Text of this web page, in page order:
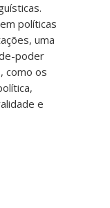
políticas
uma
poder
como os
e